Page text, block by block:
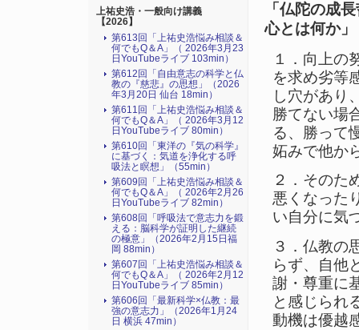
「仏陀の成
心とは何か」
１．向上の
を求め劣等
し穴があり
勝てない場
る、勝って
妬みで他か
２．そのた
悪くなった
い自分に気
３．仏教の
らず、自他
謝・尊重に
と感じられ
動機は優越
上祐史浩・一般向け講義
【2026】
第613回「上祐史浩悩み相談＆
何でもQ＆A」（ 2026年3月23
日YouTubeライブ 103min）
第612回「自由意志の科学と仏
教の『慈悲』の思想」（2026
年3月20日 仙台 18min）
第611回「上祐史浩悩み相談＆
何でもQ＆A」（ 2026年3月12
日YouTubeライブ 80min）
第610回「東洋の『気の科学』
に基づく：気道を浄化する呼
吸法と瞑想」（55min）
第609回「上祐史浩悩み相談＆
何でもQ＆A」（ 2026年2月26
日YouTubeライブ 82min）
第608回「呼吸法で意志力を鍛
える：脳科学が証明した継続
の極意」（2026年2月15日福
岡 88min）
第607回「上祐史浩悩み相談＆
何でもQ＆A」（ 2026年2月12
日YouTubeライブ 85min）
第606回「最新科学×仏教：最
強の意志力」（2026年1月24
日 横浜 47min）